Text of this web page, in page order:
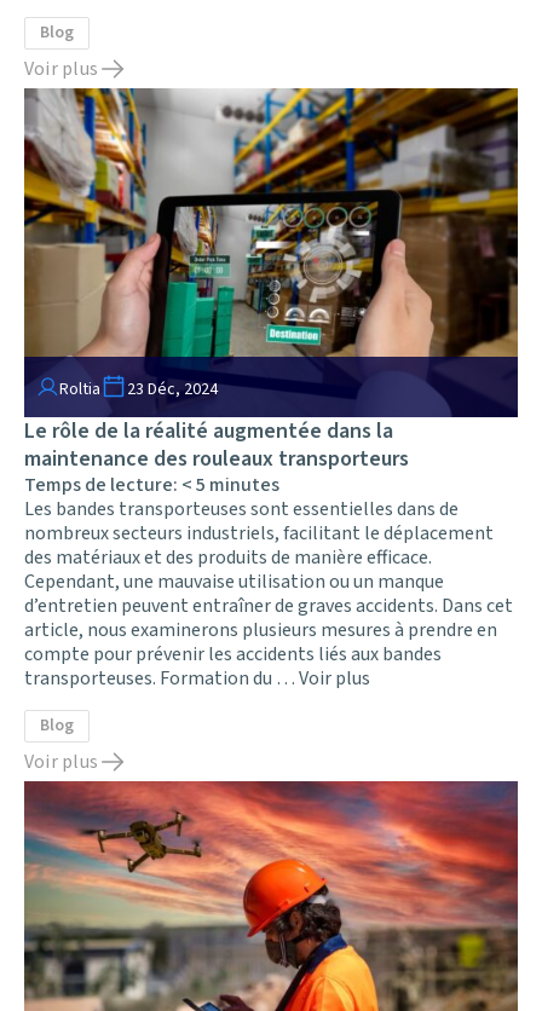
Blog
Voir plus
Roltia 23 Déc, 2024
Le rôle de la réalité augmentée dans la
maintenance des rouleaux transporteurs
Temps de lecture: < 5 minutes
Les bandes transporteuses sont essentielles dans de
nombreux secteurs industriels, facilitant le déplacement
des matériaux et des produits de manière efficace.
Cependant, une mauvaise utilisation ou un manque
d’entretien peuvent entraîner de graves accidents. Dans cet
article, nous examinerons plusieurs mesures à prendre en
compte pour prévenir les accidents liés aux bandes
transporteuses. Formation du …Voir plus
Blog
Voir plus